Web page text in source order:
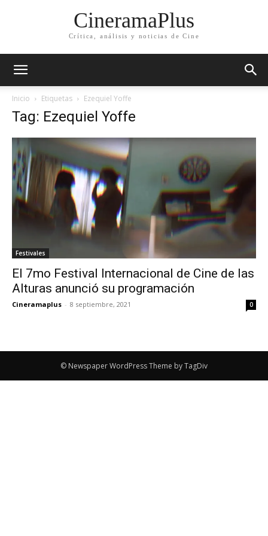
CineramaPlus
Crítica, análisis y noticias de Cine
Inicio Etiquetas Ezequiel Yoffe
Tag: Ezequiel Yoffe
Festivales
El 7mo Festival Internacional de Cine de las
Alturas anunció su programación
Cineramaplus - 8 septiembre, 2021 0
© Newspaper WordPress Theme by TagDiv